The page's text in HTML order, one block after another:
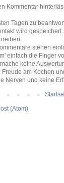
Kommentar
Tagen zu
wird
stehen
einfach die Finger
keine
am Kochen
Nerven und keine
(Atom)